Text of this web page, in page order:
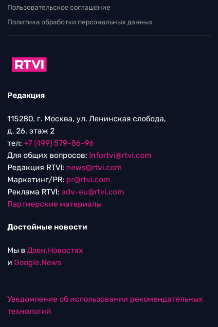
Пользовательское соглашение
Политика обработки персональных данных
Редакция
115280, г. Москва, ул. Ленинская слобода,
д. 26, этаж 2
тел: +7 (499) 579-86-96
Для общих вопросов: Infortvi@rtvi.com
Редакция RTVI: news@rtvi.com
Маркетинг/PR: pr@rtvi.com
Реклама RTVI: adv-eu@rtvi.com
Партнерские материалы
Достойные новости
Мы в Дзен.Новостях
и Google.News
Уведомление об использовании рекомендательных
технологий